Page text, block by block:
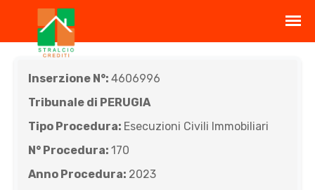
Inserzione N°: 4606996
Tribunale di PERUGIA
Tipo Procedura: Esecuzioni Civili Immobiliari
N° Procedura: 170
Anno Procedura: 2023